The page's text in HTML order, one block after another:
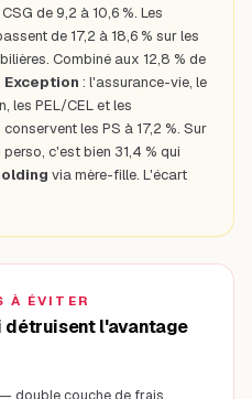
de 9,2 à 10,6 %. Les
de 17,2 à 18,6 % sur les
Combiné aux 12,8 % de
Exception : l'assurance-vie, le
les PEL/CEL et les
les PS à 17,2 %. Sur
c'est bien 31,4 % qui
via mère-fille. L'écart
À ÉVITER
détruisent l'avantage
double couche de frais